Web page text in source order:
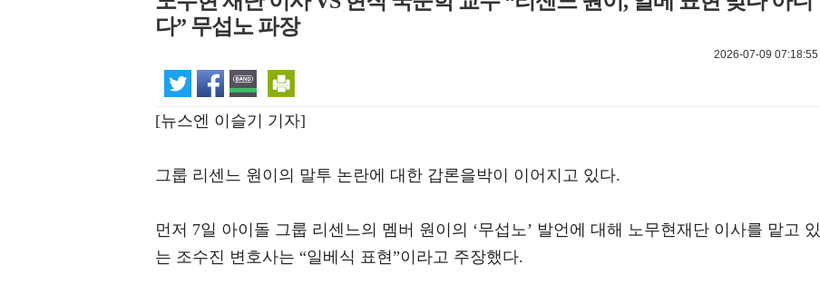
다” 무섭노 파장
2026-07-09 07:18:55
[뉴스엔 이슬기 기자]
그룹 리센느 원이의 말투 논란에 대한 갑론을박이 이어지고 있다.
먼저 7일 아이돌 그룹 리센느의 멤버 원이의 ‘무섭노’ 발언에 대해 노무현재단 이사를 맡고 있
는 조수진 변호사는 “일베식 표현”이라고 주장했다.